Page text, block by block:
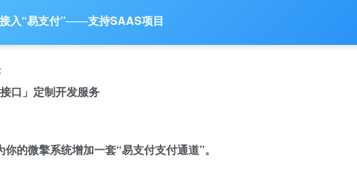
入“易支付”——支持SAAS项目
口」定制开发服务
的微擎系统增加一套“易支付支付通道”。